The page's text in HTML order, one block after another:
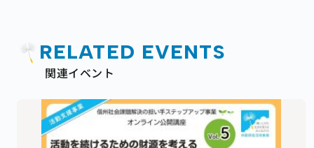
RELATED EVENTS
関連イベント